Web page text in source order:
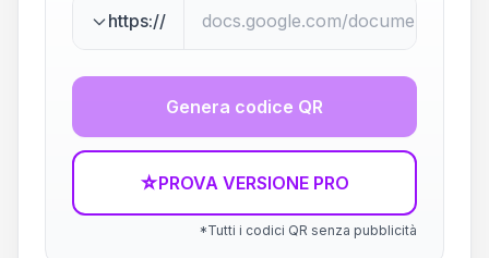
https://
Genera codice QR
☆PROVA VERSIONE PRO
*Tutti i codici QR senza pubblicità